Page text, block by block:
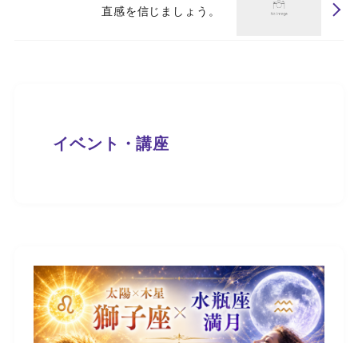
直感を信じましょう。
イベント・講座